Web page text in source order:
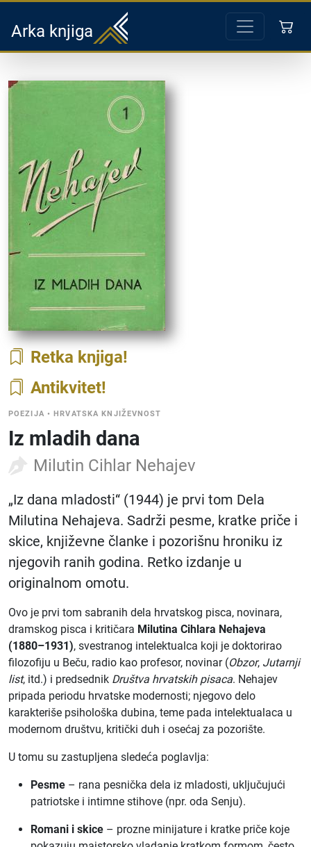
Arka knjiga
Retka knjiga
Antikvitet
POEZIJA •HRVATSKA KNJIŽEVNOST
Iz mladih dana
Milutin Cihlar Nehajev
„Iz dana mladosti“ (1944) je prvi tom Dela
Milutina Nehajeva. Sadrži pesme, kratke priče i
skice, književne članke i pozorišnu hroniku iz
njegovih ranih godina. Retko izdanje u
originalnom omotu.
Ovo je prvi tom sabranih dela hrvatskog pisca, novinara,
dramskog pisca i kritičara Milutina Cihlara Nehajeva
(1880–1931), svestranog intelektualca koji je doktorirao
filozofiju u Beču, radio kao profesor, novinar (Obzor, Jutarnji
list, itd.) i predsednik Društva hrvatskih pisaca. Nehajev
pripada periodu hrvatske modernosti; njegovo delo
karakteriše psihološka dubina, teme pada intelektualaca u
modernom društvu, kritički duh i osećaj za pozorište.
U tomu su zastupljena sledeća poglavlja:
Pesme – rana pesnička dela iz mladosti, uključujući
patriotske i intimne stihove (npr. oda Senju).
Romani i skice – prozne minijature i kratke priče koje